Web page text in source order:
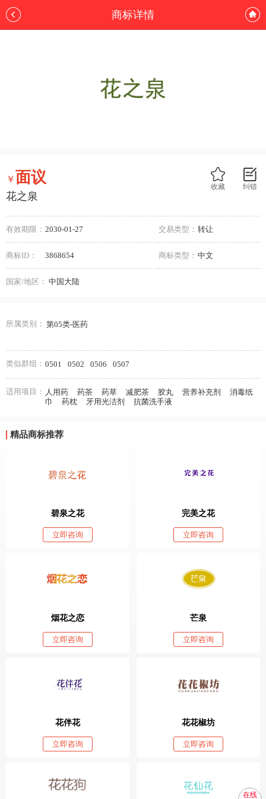
商标详情
纠错
收藏
￥面议
花之泉
有效期限： 2030-01-27 交易类型： 转让
商标ID： 3868654 商标类型： 中文
国家/地区： 中国大陆
所属类别： 第05类-医药
类似群组： 0501 0502 0506 0507
适用项目： 人用药 药茶 药草 减肥茶 胶丸 营养补充剂
消毒纸
巾
药枕 牙用光洁剂 抗菌洗手液
精品商标推荐
碧泉之花
立即咨询
完美之花
立即咨询
烟花之恋
立即咨询
芒泉
立即咨询
花伴花
立即咨询
花花椒坊
立即咨询
在线